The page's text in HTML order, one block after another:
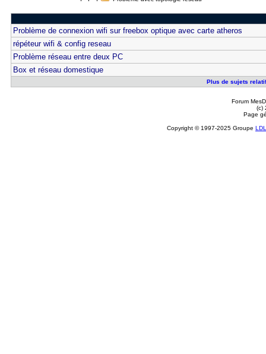
Problème de connexion wifi sur freebox optique avec carte atheros
répéteur wifi & config reseau
Problème réseau entre deux PC
Box et réseau domestique
Plus de sujets
Forum
(c)
Page
Copyright © 1997-2025 Groupe